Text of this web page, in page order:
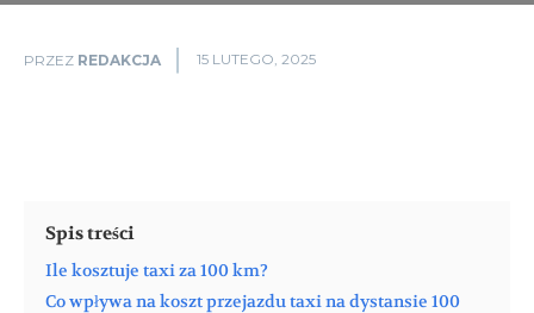
PRZEZ REDAKCJA 15 LUTEGO, 2025
Spis treści
Ile kosztuje taxi za 100 km?
Co wpływa na koszt przejazdu taxi na dystansie 100